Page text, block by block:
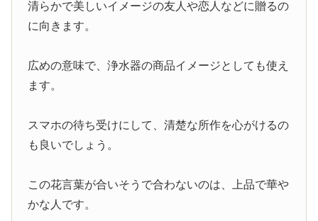
清らかで美しいイメージの友人や恋人などに贈るの
に向きます。
広めの意味で、浄水器の商品イメージとしても使え
ます。
スマホの待ち受けにして、清楚な所作を心がけるの
も良いでしょう。
この花言葉が合いそうで合わないのは、上品で華や
かな人です。